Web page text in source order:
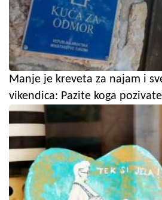
Manje je kreveta za najam i
vikendica: Pazite koga